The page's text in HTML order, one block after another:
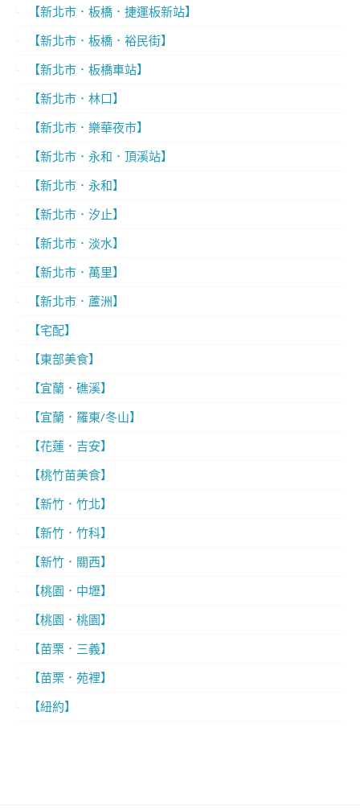
【新北市．板橋．捷運板新站】
【新北市．板橋．裕民街】
【新北市．板橋車站】
【新北市．林口】
【新北市．樂華夜市】
【新北市．永和．頂溪站】
【新北市．永和】
【新北市．汐止】
【新北市．淡水】
【新北市．萬里】
【新北市．蘆洲】
【宅配】
【東部美食】
【宜蘭．礁溪】
【宜蘭．羅東/冬山】
【花蓮．吉安】
【桃竹苗美食】
【新竹．竹北】
【新竹．竹科】
【新竹．關西】
【桃園．中壢】
【桃園．桃園】
【苗栗．三義】
【苗栗．苑裡】
【紐約】